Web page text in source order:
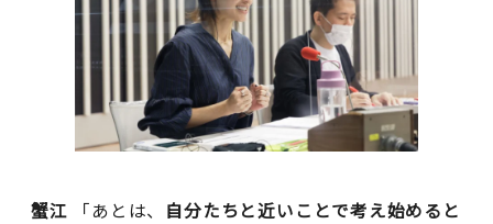
蟹江 「あとは、 自分たちと近いことで考え始めると